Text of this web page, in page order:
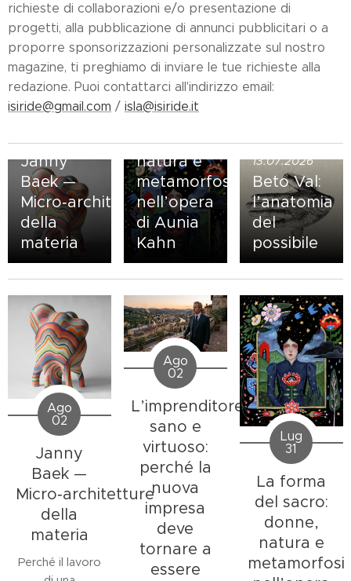
richieste di collaborazioni e/o presentazione di
progetti, alla pubblicazione di annunci pubblicitari o a
proporre sponsorizzazioni personalizzate sul nostro
magazine, ti preghiamo di inviare le tue richieste alla
redazione. Puoi contattarci all'indirizzo email:
isiride@gmail.com / isla@isiride.it
02.08.2026
Janny
Baek —
Micro‑architetture
della
materia
31.07.2026
La forma
donne,
natura e
metamorfosi
nell’opera
di Aunia
Kahn
13.07.2026
Beto Val:
l’anatomia
del
possibile
Ago
02
Janny
Baek —
Micro‑architetture
della
materia
Perché il lavoro
Ago
02
L’imprenditore
sano e
virtuoso:
perché la
nuova
impresa
deve
tornare a
essere
Lug
31
La forma
del sacro:
donne,
natura e
metamorfosi